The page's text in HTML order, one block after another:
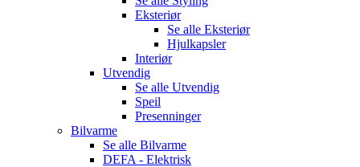
Eksteriør
Se alle Eksteriør
Hjulkapsler
Interiør
Utvendig
Se alle Utvendig
Speil
Presenninger
Bilvarme
Se alle Bilvarme
DEFA - Elektrisk